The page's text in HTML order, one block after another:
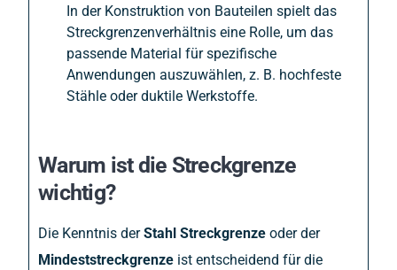
In der Konstruktion von Bauteilen spielt das
Streckgrenzenverhältnis eine Rolle, um das
passende Material für spezifische
Anwendungen auszuwählen, z. B. hochfeste
Stähle oder duktile Werkstoffe.
Warum ist die Streckgrenze
wichtig?
Die Kenntnis derStahl Streckgrenze oder der
Mindeststreckgrenze ist entscheidend für die